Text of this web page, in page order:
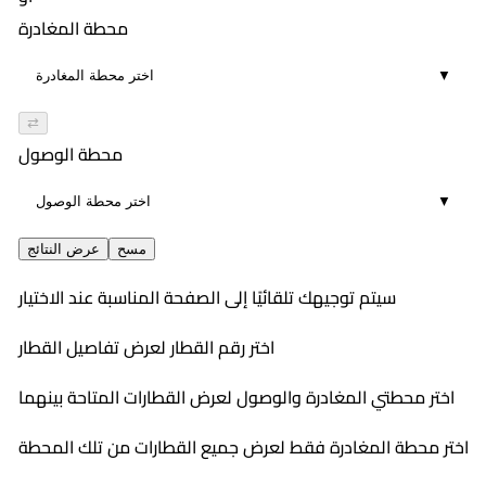
00:17٦:٤٧ PM
00:16
558
٩:١٧ PM
٩:٣٢ PM
00:15
564
محسن
١٠:٣٠ PM
00:15
560
١١:٢٧ PM
١١:٤٢ PM
2
محطة المغادرة
▼
⇄
محطة الوصول
▼
عرض النتائج مسح
سيتم توجيهك تلقائيًا إلى الصفحة المناسبة عند الاختيار
اختر رقم القطار لعرض تفاصيل القطار
اختر محطتي المغادرة والوصول لعرض القطارات المتاحة بينهما
اختر محطة المغادرة فقط لعرض جميع القطارات من تلك المحطة